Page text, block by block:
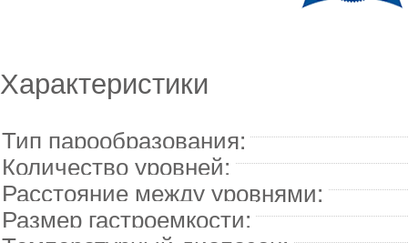
Характеристики
Тип парообразования:
Количество уровней:
Расстояние между уровнями:
Размер гастроемкости: